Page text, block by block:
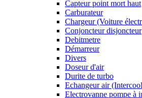
Capteur point mort haut
Carburateur
Chargeur (Voiture
Conjoncteur disjoncteur
Debitmetre
Démarreur
Divers
Doseur d'air
Durite de turbo
Echangeur air
Electrovanne pompe à